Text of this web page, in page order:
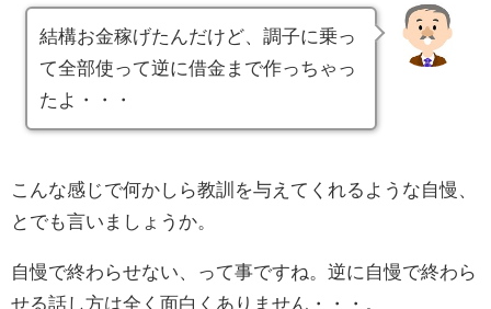
結構お金稼げたんだけど、調子に乗っ
て全部使って逆に借金まで作っちゃっ
たよ・・・
こんな感じで何かしら教訓を与えてくれるような自慢、
とでも言いましょうか。
自慢で終わらせない、って事ですね。逆に自慢で終わら
せる話し方は全く面白くありません・・・。